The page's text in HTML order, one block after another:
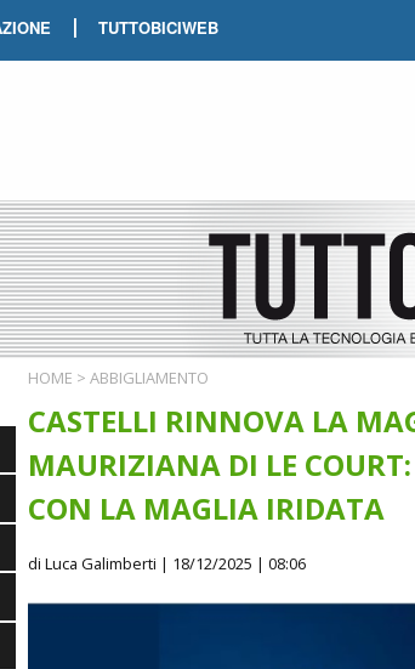
| TUTTOBICIWEB
HOME > ABBIGLIAMENTO
CASTELLI RINNOVA LA
MAURIZIANA DI LE
CON LA MAGLIA IRIDATA
di Luca Galimberti | 18/12/2025 | 08:06